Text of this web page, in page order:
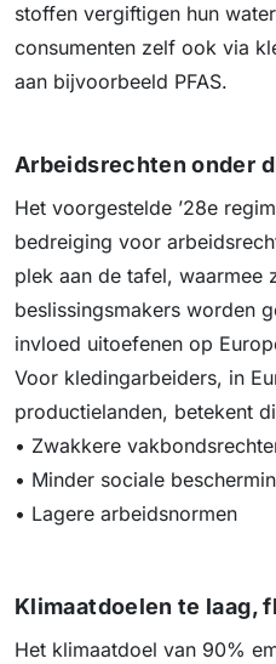
stoffen vergiftigen hun
consumenten zelf ook via
aan bijvoorbeeld PFAS.
Arbeidsrechten onder
Het voorgestelde ’28e
bedreiging voor
plek aan de tafel, waarmee
beslissingsmakers worden
invloed uitoefenen op
Voor kledingarbeiders, in
productielanden, betekent
• Zwakkere
• Minder sociale
• Lagere arbeidsnormen
Klimaatdoelen te laag,
Het klimaatdoel van 90%